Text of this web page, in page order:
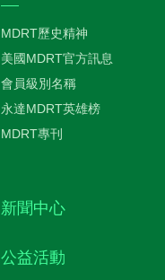
MDRT歷史精神
美國MDRT官方訊息
會員級別名稱
永達MDRT英雄榜
MDRT專刊
新聞中心
公益活動